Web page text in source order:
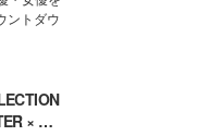
ントダウ
× モ